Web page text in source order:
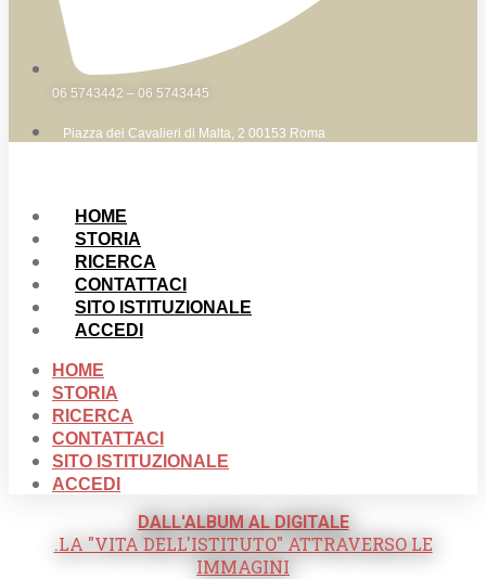
06 5743442 – 06 5743445
Piazza dei Cavalieri di Malta, 2 00153 Roma
HOME
STORIA
RICERCA
CONTATTACI
SITO ISTITUZIONALE
ACCEDI
HOME
STORIA
RICERCA
CONTATTACI
SITO ISTITUZIONALE
ACCEDI
DALL'ALBUM AL DIGITALE
.LA "VITA DELL'ISTITUTO" ATTRAVERSO LE
IMMAGINI